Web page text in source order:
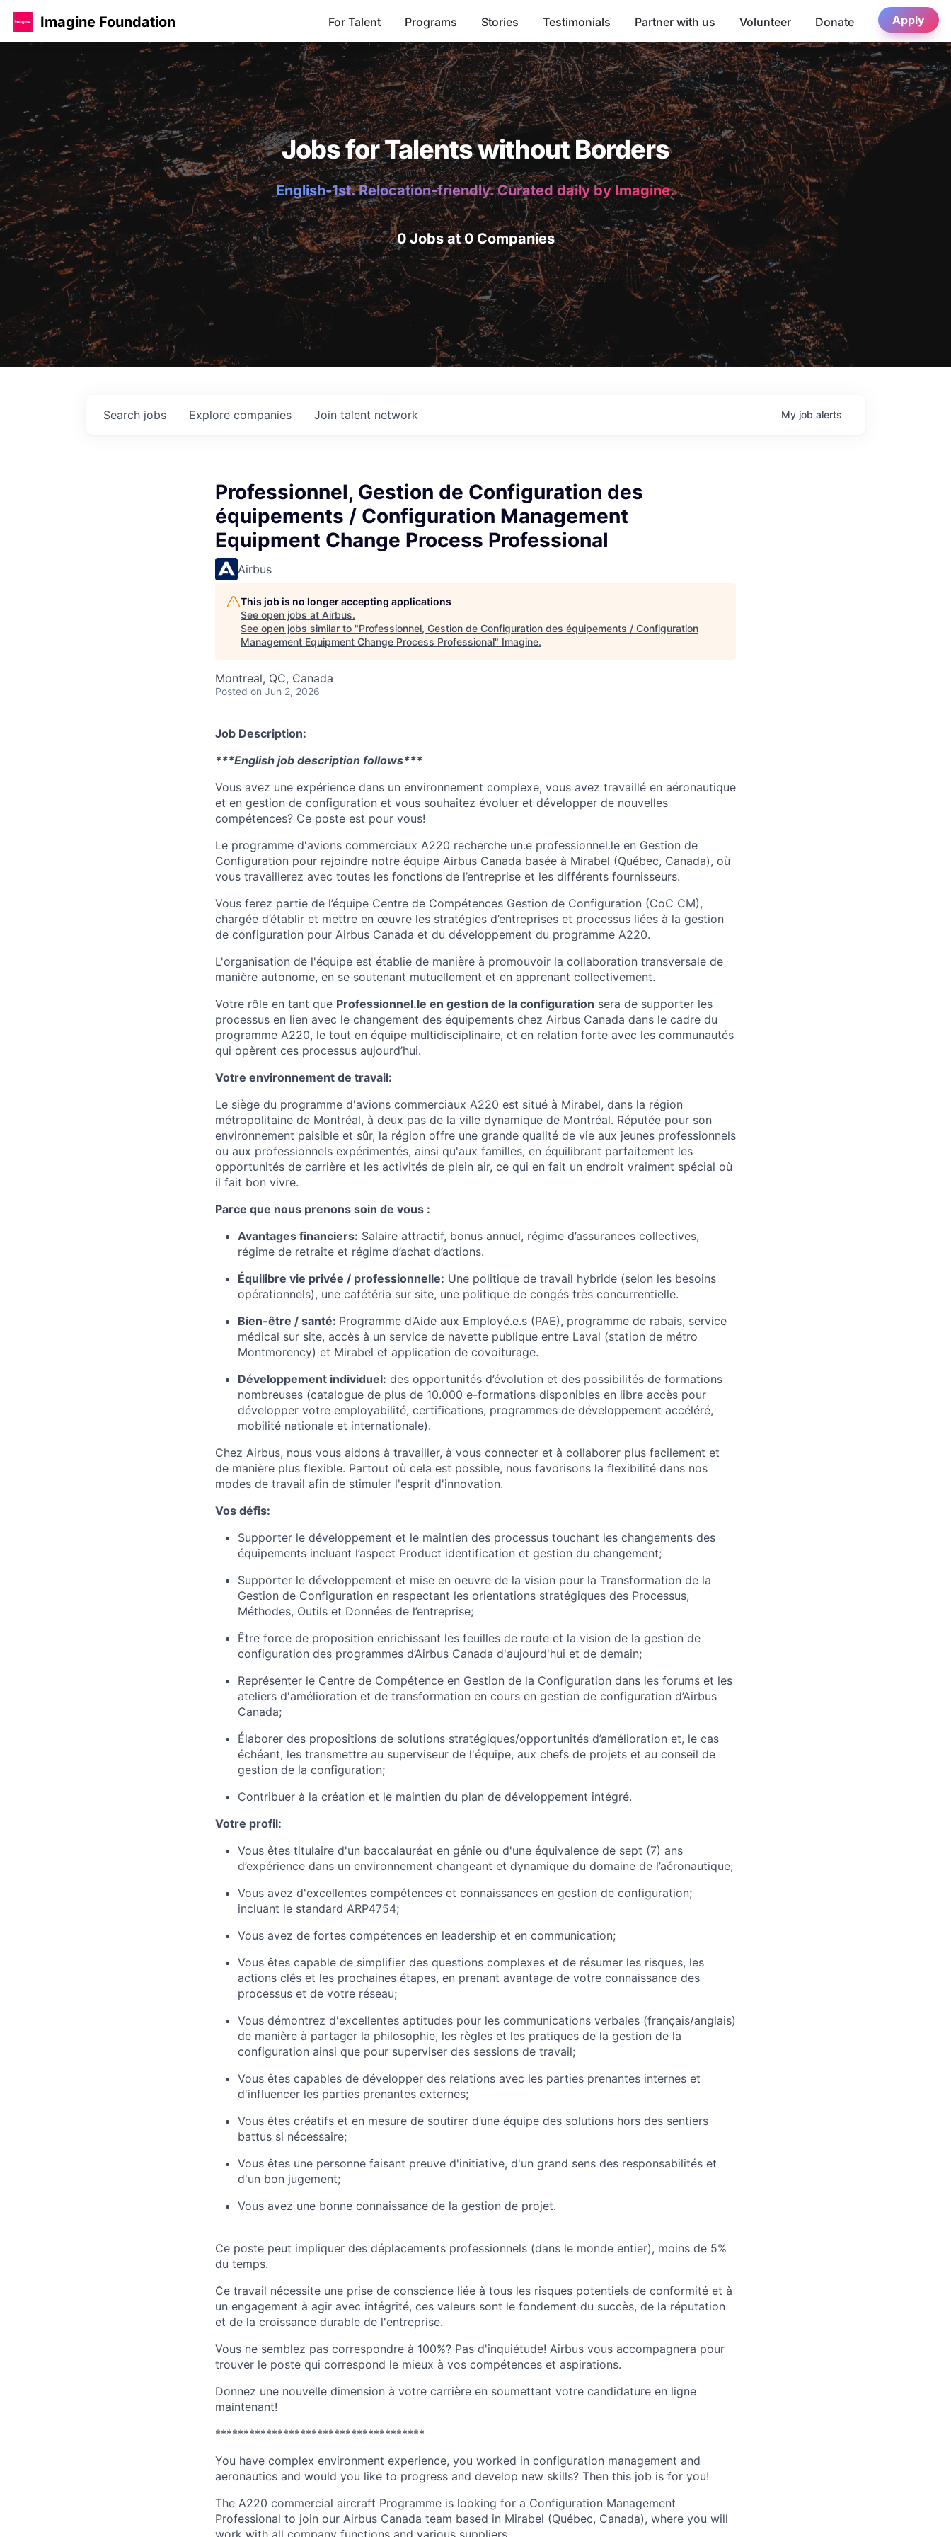
Imagine Foundation For Talent Programs Stories Testimonials Partner with us Volunteer Donate Apply
Jobs for Talents without Borders
English-1st. Relocation-friendly. Curated daily by Imagine.
0 Jobs at 0 Companies
Search jobs Explore companies Join talent network My job alerts
Professionnel, Gestion de Configuration des
équipements / Configuration Management
Equipment Change Process Professional
Airbus
This job is no longer accepting applications
See open jobs at Airbus.
See open jobs similar to "Professionnel, Gestion de Configuration des équipements / Configuration
Management Equipment Change Process Professional" Imagine.
Montreal, QC, Canada
Posted on Jun 2, 2026
Job Description:
***English job description follows***
Vous avez une expérience dans un environnement complexe, vous avez travaillé en aéronautique
et en gestion de configuration et vous souhaitez évoluer et développer de nouvelles
compétences? Ce poste est pour vous!
Le programme d'avions commerciaux A220 recherche un.e professionnel.le en Gestion de
Configuration pour rejoindre notre équipe Airbus Canada basée à Mirabel (Québec, Canada), où
vous travaillerez avec toutes les fonctions de l’entreprise et les différents fournisseurs.
Vous ferez partie de l’équipe Centre de Compétences Gestion de Configuration (CoC CM),
chargée d’établir et mettre en œuvre les stratégies d’entreprises et processus liées à la gestion
de configuration pour Airbus Canada et du développement du programme A220.
L'organisation de l'équipe est établie de manière à promouvoir la collaboration transversale de
manière autonome, en se soutenant mutuellement et en apprenant collectivement.
Votre rôle en tant que Professionnel.le en gestion de la configuration sera de supporter les
processus en lien avec le changement des équipements chez Airbus Canada dans le cadre du
programme A220, le tout en équipe multidisciplinaire, et en relation forte avec les communautés
qui opèrent ces processus aujourd’hui.
Votre environnement de travail:
Le siège du programme d'avions commerciaux A220 est situé à Mirabel, dans la région
métropolitaine de Montréal, à deux pas de la ville dynamique de Montréal. Réputée pour son
environnement paisible et sûr, la région offre une grande qualité de vie aux jeunes professionnels
ou aux professionnels expérimentés, ainsi qu'aux familles, en équilibrant parfaitement les
opportunités de carrière et les activités de plein air, ce qui en fait un endroit vraiment spécial où
il fait bon vivre.
Parce que nous prenons soin de vous :
Avantages financiers: Salaire attractif, bonus annuel, régime d’assurances collectives,
régime de retraite et régime d’achat d’actions.
Équilibre vie privée / professionnelle: Une politique de travail hybride (selon les besoins
opérationnels), une cafétéria sur site, une politique de congés très concurrentielle.
Bien-être / santé: Programme d’Aide aux Employé.e.s (PAE), programme de rabais, service
médical sur site, accès à un service de navette publique entre Laval (station de métro
Montmorency) et Mirabel et application de covoiturage.
Développement individuel: des opportunités d’évolution et des possibilités de formations
nombreuses (catalogue de plus de 10.000 e-formations disponibles en libre accès pour
développer votre employabilité, certifications, programmes de développement accéléré,
mobilité nationale et internationale).
Chez Airbus, nous vous aidons à travailler, à vous connecter et à collaborer plus facilement et
de manière plus flexible. Partout où cela est possible, nous favorisons la flexibilité dans nos
modes de travail afin de stimuler l'esprit d'innovation.
Vos défis:
Supporter le développement et le maintien des processus touchant les changements des
équipements incluant l’aspect Product identification et gestion du changement;
Supporter le développement et mise en oeuvre de la vision pour la Transformation de la
Gestion de Configuration en respectant les orientations stratégiques des Processus,
Méthodes, Outils et Données de l’entreprise;
Être force de proposition enrichissant les feuilles de route et la vision de la gestion de
configuration des programmes d’Airbus Canada d'aujourd'hui et de demain;
Représenter le Centre de Compétence en Gestion de la Configuration dans les forums et les
ateliers d'amélioration et de transformation en cours en gestion de configuration d’Airbus
Canada;
Élaborer des propositions de solutions stratégiques/opportunités d’amélioration et, le cas
échéant, les transmettre au superviseur de l'équipe, aux chefs de projets et au conseil de
gestion de la configuration;
Contribuer à la création et le maintien du plan de développement intégré.
Votre profil:
Vous êtes titulaire d'un baccalauréat en génie ou d'une équivalence de sept (7) ans
d’expérience dans un environnement changeant et dynamique du domaine de l’aéronautique;
Vous avez d'excellentes compétences et connaissances en gestion de configuration;
incluant le standard ARP4754;
Vous avez de fortes compétences en leadership et en communication;
Vous êtes capable de simplifier des questions complexes et de résumer les risques, les
actions clés et les prochaines étapes, en prenant avantage de votre connaissance des
processus et de votre réseau;
Vous démontrez d'excellentes aptitudes pour les communications verbales (français/anglais)
de manière à partager la philosophie, les règles et les pratiques de la gestion de la
configuration ainsi que pour superviser des sessions de travail;
Vous êtes capables de développer des relations avec les parties prenantes internes et
d'influencer les parties prenantes externes;
Vous êtes créatifs et en mesure de soutirer d’une équipe des solutions hors des sentiers
battus si nécessaire;
Vous êtes une personne faisant preuve d'initiative, d'un grand sens des responsabilités et
d'un bon jugement;
Vous avez une bonne connaissance de la gestion de projet.
Ce poste peut impliquer des déplacements professionnels (dans le monde entier), moins de 5%
du temps.
Ce travail nécessite une prise de conscience liée à tous les risques potentiels de conformité et à
un engagement à agir avec intégrité, ces valeurs sont le fondement du succès, de la réputation
et de la croissance durable de l'entreprise.
Vous ne semblez pas correspondre à 100%? Pas d'inquiétude! Airbus vous accompagnera pour
trouver le poste qui correspond le mieux à vos compétences et aspirations.
Donnez une nouvelle dimension à votre carrière en soumettant votre candidature en ligne
maintenant!
*************************************
You have complex environment experience, you worked in configuration management and
aeronautics and would you like to progress and develop new skills? Then this job is for you!
The A220 commercial aircraft Programme is looking for a Configuration Management
Professional to join our Airbus Canada team based in Mirabel (Québec, Canada), where you will
work with all company functions and various suppliers.